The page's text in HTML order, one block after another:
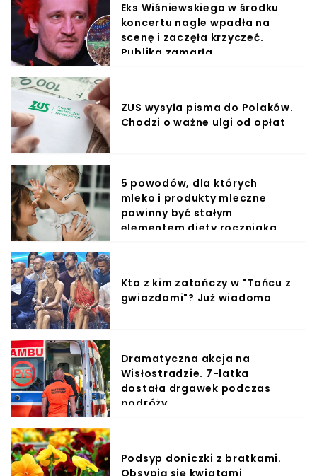
Eks Wiśniewskiego w środku
koncertu nagle wpadła na
scenę i zaczęła krzyczeć.
Publika zamarła
ZUS wysyła pisma do Polaków.
Chodzi o ważne ulgi od opłat
5 powodów, dla których
mleko i produkty mleczne
powinny być stałym
elementem diety roczniaka
Kto z kim zatańczy w "Tańcu z
gwiazdami"? Już wiadomo
Dramatyczna akcja na
Wisłostradzie. 7-latka
dostała drgawek podczas
podróży
Podsyp doniczki z bratkami.